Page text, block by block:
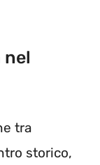
nel
tra
storico,